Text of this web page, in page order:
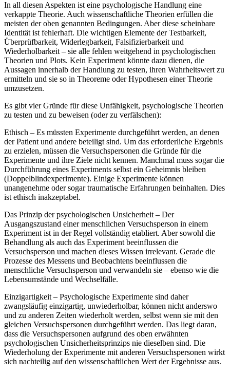
In all diesen Aspekten ist eine psychologische Handlung eine
verkappte Theorie. Auch wissenschaftliche Theorien erfüllen die
meisten der oben genannten Bedingungen. Aber diese scheinbare
Identität ist fehlerhaft. Die wichtigen Elemente der Testbarkeit,
Überprüfbarkeit, Widerlegbarkeit, Falsifizierbarkeit und
Wiederholbarkeit – sie alle fehlen weitgehend in psychologischen
Theorien und Plots. Kein Experiment könnte dazu dienen, die
Aussagen innerhalb der Handlung zu testen, ihren Wahrheitswert zu
ermitteln und sie so in Theoreme oder Hypothesen einer Theorie
umzusetzen.
Es gibt vier Gründe für diese Unfähigkeit, psychologische Theorien
zu testen und zu beweisen (oder zu verfälschen):
Ethisch – Es müssten Experimente durchgeführt werden, an denen
der Patient und andere beteiligt sind. Um das erforderliche Ergebnis
zu erzielen, müssen die Versuchspersonen die Gründe für die
Experimente und ihre Ziele nicht kennen. Manchmal muss sogar die
Durchführung eines Experiments selbst ein Geheimnis bleiben
(Doppelblindexperimente). Einige Experimente können
unangenehme oder sogar traumatische Erfahrungen beinhalten. Dies
ist ethisch inakzeptabel.
Das Prinzip der psychologischen Unsicherheit – Der
Ausgangszustand einer menschlichen Versuchsperson in einem
Experiment ist in der Regel vollständig etabliert. Aber sowohl die
Behandlung als auch das Experiment beeinflussen die
Versuchsperson und machen dieses Wissen irrelevant. Gerade die
Prozesse des Messens und Beobachtens beeinflussen die
menschliche Versuchsperson und verwandeln sie – ebenso wie die
Lebensumstände und Wechselfälle.
Einzigartigkeit – Psychologische Experimente sind daher
zwangsläufig einzigartig, unwiederholbar, können nicht anderswo
und zu anderen Zeiten wiederholt werden, selbst wenn sie mit den
gleichen Versuchspersonen durchgeführt werden. Das liegt daran,
dass die Versuchspersonen aufgrund des oben erwähnten
psychologischen Unsicherheitsprinzips nie dieselben sind. Die
Wiederholung der Experimente mit anderen Versuchspersonen wirkt
sich nachteilig auf den wissenschaftlichen Wert der Ergebnisse aus.